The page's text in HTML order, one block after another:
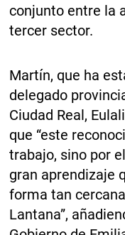
conjunto entre la
tercer sector.
Martín, que ha
delegado
Ciudad Real,
que “este
trabajo, sino por
gran aprendizaje
forma tan
Lantana”,